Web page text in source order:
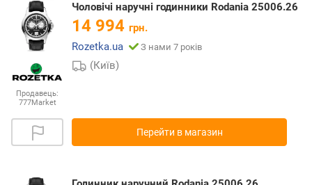
Продавець:
777Market
Чоловічі наручні годинники Rodania 25006.26
14 994 грн.
Rozetka.ua
З нами 7 років
(Київ)
Перейти в магазин